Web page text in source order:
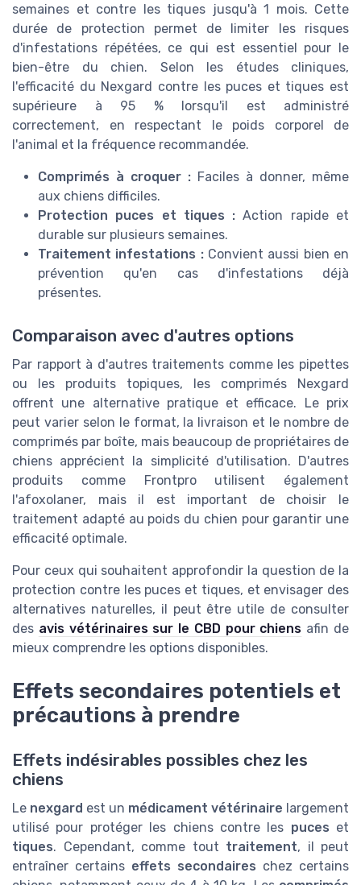
semaines et contre les tiques jusqu'à 1 mois. Cette
durée de protection permet de limiter les risques
d'infestations répétées, ce qui est essentiel pour le
bien-être du chien. Selon les études cliniques,
l'efficacité du Nexgard contre les puces et tiques est
supérieure à 95 % lorsqu'il est administré
correctement, en respectant le poids corporel de
l'animal et la fréquence recommandée.
Comprimés à croquer : Faciles à donner, même
aux chiens difficiles.
Protection puces et tiques : Action rapide et
durable sur plusieurs semaines.
Traitement infestations :Convient aussi bien en
prévention qu'en cas d'infestations déjà
présentes.
Comparaison avec d'autres options
Par rapport à d'autres traitements comme les pipettes
ou les produits topiques, les comprimés Nexgard
offrent une alternative pratique et efficace. Le prix
peut varier selon le format, la livraison et le nombre de
comprimés par boîte, mais beaucoup de propriétaires de
chiens apprécient la simplicité d'utilisation. D'autres
produits comme Frontpro utilisent également
l'afoxolaner, mais il est important de choisir le
traitement adapté au poids du chien pour garantir une
efficacité optimale.
Pour ceux qui souhaitent approfondir la question de la
protection contre les puces et tiques, et envisager des
alternatives naturelles, il peut être utile de consulter
des avis vétérinaires sur le CBD pour chiens afin de
mieux comprendre les options disponibles.
Effets secondaires potentiels et
précautions à prendre
Effets indésirables possibles chez les
chiens
Le nexgard est un médicament vétérinaire largement
utilisé pour protéger les chiens contre les puces et
tiques. Cependant, comme tout traitement, il peut
entraîner certains effets secondaires chez certains